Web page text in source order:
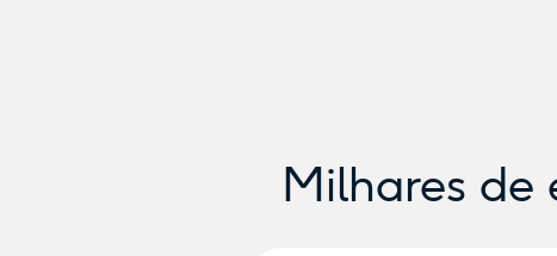
Milhares de